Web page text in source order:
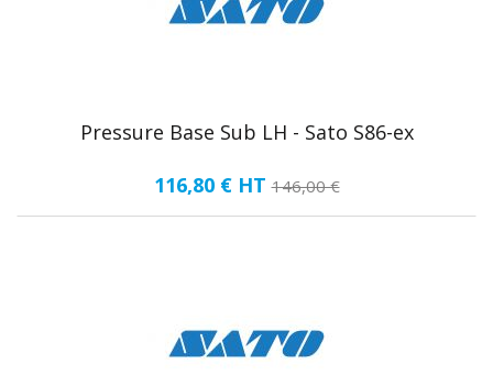
Pressure Base Sub LH - Sato S86-ex
116,80 € HT 146,00 €